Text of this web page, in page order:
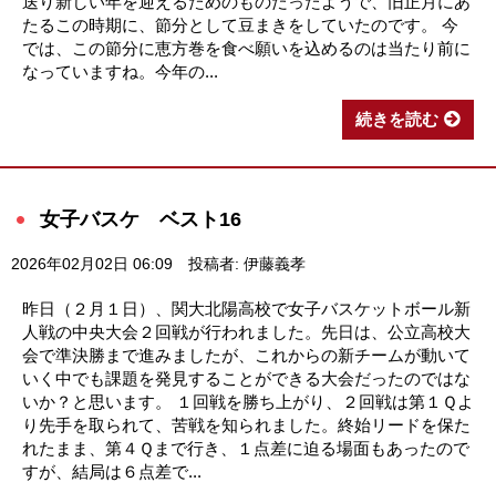
たるこの時期に、節分として豆まきをしていたのです。 今
では、この節分に恵方巻を食べ願いを込めるのは当たり前に
なっていますね。今年の...
続きを読む
女子バスケ ベスト16
2026年02月02日 06:09 投稿者: 伊藤義孝
昨日（２月１日）、関大北陽高校で女子バスケットボール新
人戦の中央大会２回戦が行われました。先日は、公立高校大
会で準決勝まで進みましたが、これからの新チームが動いて
いく中でも課題を発見することができる大会だったのではな
いか？と思います。 １回戦を勝ち上がり、２回戦は第１Ｑよ
り先手を取られて、苦戦を知られました。終始リードを保た
れたまま、第４Ｑまで行き、１点差に迫る場面もあったので
すが、結局は６点差で...